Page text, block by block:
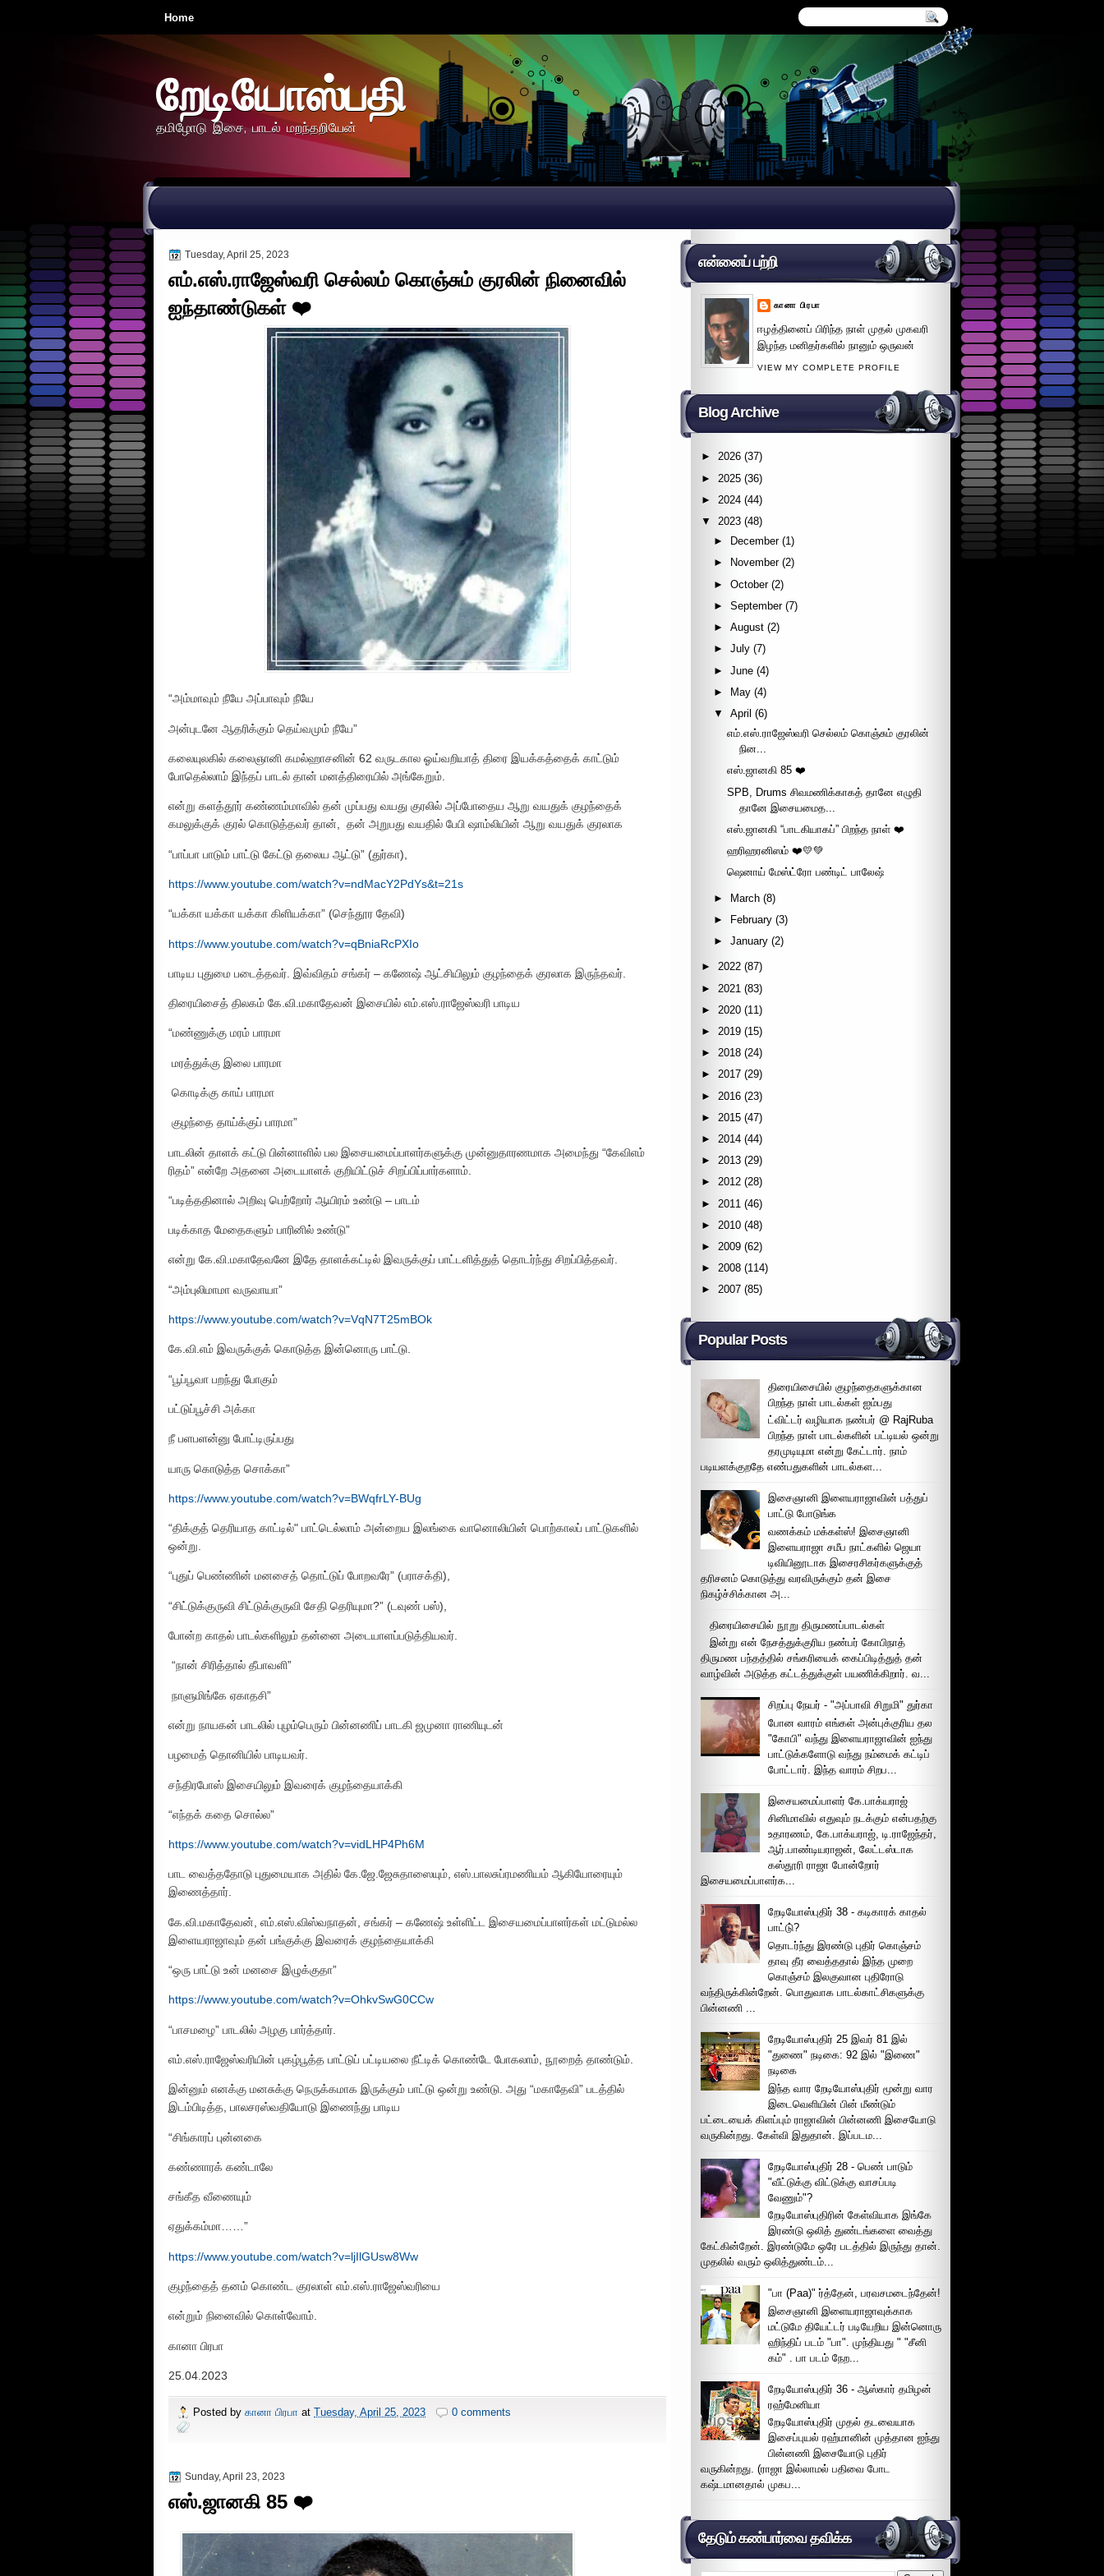
Home
றேடியோஸ்பதி
தமிழோடு இசை, பாடல் மறந்தறியேன்
Tuesday, April 25, 2023
எம்.எஸ்.ராஜேஸ்வரி செல்லம் கொஞ்சும் குரலின் நினைவில்
ஐந்தாண்டுகள் ❤️
“அம்மாவும் நீயே அப்பாவும் நீயே
அன்புடனே ஆதரிக்கும் தெய்வமும் நீயே”
கலையுலகில் கலைஞானி கமல்ஹாசனின் 62 வருடகால ஓய்வறியாத் திரை இயக்கத்தைக் காட்டும்
போதெல்லாம் இந்தப் பாடல் தான் மனத்திரையில் அங்கேறும்.
என்று களத்தூர் கண்ணம்மாவில் தன் முப்பது வயது குரலில் அப்போதைய ஆறு வயதுக் குழந்தைக்
கமலுக்குக் குரல் கொடுத்தவர் தான், தன் அறுபது வயதில் பேபி ஷாம்லியின் ஆறு வயதுக் குரலாக
“பாப்பா பாடும் பாட்டு கேட்டு தலைய ஆட்டு” (துர்கா),
https://www.youtube.com/watch?v=ndMacY2PdYs&t=21s
“யக்கா யக்கா யக்கா கிளியக்கா” (செந்தூர தேவி)
https://www.youtube.com/watch?v=qBniaRcPXIo
பாடிய புதுமை படைத்தவர். இவ்விதம் சங்கர் – கணேஷ் ஆட்சியிலும் குழந்தைக் குரலாக இருந்தவர்.
திரையிசைத் திலகம் கே.வி.மகாதேவன் இசையில் எம்.எஸ்.ராஜேஸ்வரி பாடிய
“மண்ணுக்கு மரம் பாரமா
மரத்துக்கு இலை பாரமா
கொடிக்கு காய் பாரமா
குழந்தை தாய்க்குப் பாரமா”
பாடலின் தாளக் கட்டு பின்னாளில் பல இசையமைப்பாளர்களுக்கு முன்னுதாரணமாக அமைந்து “கேவிஎம்
ரிதம்” என்றே அதனை அடையாளக் குறியிட்டுச் சிறப்பிப்பார்களாம்.
“படித்ததினால் அறிவு பெற்றோர் ஆயிரம் உண்டு – பாடம்
படிக்காத மேதைகளும் பாரினில் உண்டு”
என்று கே.வி.மகாதேவனே இதே தாளக்கட்டில் இவருக்குப் பாட்டளித்துத் தொடர்ந்து சிறப்பித்தவர்.
“அம்புலிமாமா வருவாயா”
https://www.youtube.com/watch?v=VqN7T25mBOk
கே.வி.எம் இவருக்குக் கொடுத்த இன்னொரு பாட்டு.
“பூப்பூவா பறந்து போகும்
பட்டுப்பூச்சி அக்கா
நீ பளபளன்னு போட்டிருப்பது
யாரு கொடுத்த சொக்கா”
https://www.youtube.com/watch?v=BWqfrLY-BUg
“திக்குத் தெரியாத காட்டில்" பாட்டெல்லாம் அன்றைய இலங்கை வானொலியின் பொற்காலப் பாட்டுகளில்
ஒன்று.
“புதுப் பெண்ணின் மனசைத் தொட்டுப் போறவரே” (பராசக்தி),
“சிட்டுக்குருவி சிட்டுக்குருவி சேதி தெரியுமா?” (டவுண் பஸ்),
போன்ற காதல் பாடல்களிலும் தன்னை அடையாளப்படுத்தியவர்.
“நான் சிரித்தால் தீபாவளி”
நாளுமிங்கே ஏகாதசி”
என்று நாயகன் பாடலில் புழம்பெரும் பின்னணிப் பாடகி ஜமுனா ராணியுடன்
பழமைத் தொனியில் பாடியவர்.
சந்திரபோஸ் இசையிலும் இவரைக் குழந்தையாக்கி
“எந்தக் கதை சொல்ல”
https://www.youtube.com/watch?v=vidLHP4Ph6M
பாட வைத்ததோடு புதுமையாக அதில் கே.ஜே.ஜேசுதாஸையும், எஸ்.பாலசுப்ரமணியம் ஆகியோரையும்
இணைத்தார்.
கே.வி.மகாதேவன், எம்.எஸ்.விஸ்வநாதன், சங்கர் – கணேஷ் உள்ளிட்ட இசையமைப்பாளர்கள் மட்டுமல்ல
இளையராஜாவும் தன் பங்குக்கு இவரைக் குழந்தையாக்கி
“ஒரு பாட்டு உன் மனசை இழுக்குதா”
https://www.youtube.com/watch?v=OhkvSwG0CCw
“பாசமழை” பாடலில் அழகு பார்த்தார்.
எம்.எஸ்.ராஜேஸ்வரியின் புகழ்பூத்த பாட்டுப் பட்டியலை நீட்டிக் கொண்டே போகலாம், நூறைத் தாண்டும்.
இன்னும் எனக்கு மனசுக்கு நெருக்கமாக இருக்கும் பாட்டு ஒன்று உண்டு. அது “மகாதேவி” படத்தில்
இடம்பிடித்த, பாலசரஸ்வதியோடு இணைந்து பாடிய
“சிங்காரப் புன்னகை
கண்ணாரக் கண்டாலே
சங்கீத வீணையும்
ஏதுக்கம்மா……”
https://www.youtube.com/watch?v=ljIlGUsw8Ww
குழந்தைத் தனம் கொண்ட குரலாள் எம்.எஸ்.ராஜேஸ்வரியை
என்றும் நினைவில் கொள்வோம்.
கானா பிரபா
25.04.2023
Posted by கானா பிரபா at Tuesday, April 25, 2023 0 comments
Sunday, April 23, 2023
எஸ்.ஜானகி 85 ❤️
என்னைப் பற்றி
கானா பிரபா
ஈழத்தினைப் பிரிந்த நாள் முதல் முகவரி
இழந்த மனிதர்களில் நானும் ஒருவன்
VIEW MY COMPLETE PROFILE
Blog Archive
► 2026 (37)
► 2025 (36)
► 2024 (44)
▼
2023 (48)
►
December (1)
►
November (2)
►October (2)
►September (7)
►August (2)
►July (7)
►June (4)
► May (4)
▼
April (6)
எம்.எஸ்.ராஜேஸ்வரி செல்லம் கொஞ்சும் குரலின்
நின...
எஸ்.ஜானகி 85 ❤️
SPB, Drums சிவமணிக்காகத் தானே எழுதி
தானே இசையமைத...
எஸ்.ஜானகி “பாடகியாகப்” பிறந்த நாள் ❤️
ஹரிஹரனிஸம் ❤️💛💚
ஷெனாய் மேஸ்ட்ரோ பண்டிட் பாலேஷ்
► March (8)
► February (3)
►January (2)
► 2022 (87)
► 2021 (83)
► 2020 (11)
► 2019 (15)
► 2018 (24)
► 2017 (29)
► 2016 (23)
► 2015 (47)
► 2014 (44)
► 2013 (29)
► 2012 (28)
► 2011 (46)
► 2010 (48)
► 2009 (62)
► 2008 (114)
► 2007 (85)
Popular Posts
திரையிசையில் குழந்தைகளுக்கான
பிறந்த நாள் பாடல்கள் ஐம்பது
ட்விட்டர் வழியாக நண்பர் @ RajRuba
பிறந்த நாள் பாடல்களின் பட்டியல் ஒன்று
தரமுடியுமா என்று கேட்டார். நாம்
படியளக்குறதே எண்பதுகளின் பாடல்கள...
இசைஞானி இளையராஜாவின் பத்துப்
பாட்டு போடுங்க
வணக்கம் மக்கள்ஸ்! இசைஞானி
இளையராஜா சமீப நாட்களில் ஜெயா
டிவியினூடாக இசைரசிகர்களுக்குத்
தரிசனம் கொடுத்து வரவிருக்கும் தன் இசை
நிகழ்ச்சிக்கான அ...
திரையிசையில் நூறு திருமணப்பாடல்கள்
இன்று என் நேசத்துக்குரிய நண்பர் கோபிநாத்
திருமண பந்தத்தில் சங்கரியைக் கைப்பிடித்துத் தன்
வாழ்வின் அடுத்த கட்டத்துக்குள் பயணிக்கிறார். வ...
சிறப்பு நேயர் - "அப்பாவி சிறுமி" துர்கா
போன வாரம் எங்கள் அன்புக்குரிய தல
"கோபி" வந்து இளையராஜாவின் ஐந்து
பாட்டுக்களோடு வந்து நம்மைக் கட்டிப்
போட்டார். இந்த வாரம் சிறப...
இசையமைப்பாளர் கே.பாக்யராஜ்
சினிமாவில் எதுவும் நடக்கும் என்பதற்கு
உதாரணம், கே.பாக்யராஜ், டி.ராஜேந்தர்,
ஆர்.பாண்டியராஜன், லேட்டஸ்டாக
கஸ்தூரி ராஜா போன்றோர்
இசையமைப்பாளர்க...
றேடியோஸ்புதிர் 38 - கடிகாரக் காதல்
பாட்டு்?
தொடர்ந்து இரண்டு புதிர் கொஞ்சம்
தாவு தீர வைத்ததால் இந்த முறை
கொஞ்சம் இலகுவான புதிரோடு
வந்திருக்கின்றேன். பொதுவாக பாடல்காட்சிகளுக்கு
பின்னணி ...
றேடியோஸ்புதிர் 25 இவர் 81 இல்
"துணை" நடிகை: 92 இல் "இணை"
நடிகை
இந்த வார றேடியோஸ்புதிர் மூன்று வார
இடைவெளியின் பின் மீண்டும்
பட்டையைக் கிளப்பும் ராஜாவின் பின்னணி இசையோடு
வருகின்றது. கேள்வி இதுதான். இப்படம...
றேடியோஸ்புதிர் 28 - பெண் பாடும்
"வீட்டுக்கு விட்டுக்கு வாசப்படி
வேணும்"?
றேடியோஸ்புதிரின் கேள்வியாக இங்கே
இரண்டு ஒலித் துண்டங்களை வைத்து
கேட்கின்றேன். இரண்டுமே ஒரே படத்தில் இருந்து தான்.
முதலில் வரும் ஒலித்துண்டம்...
"பா (Paa)" ர்த்தேன், பரவசமடைந்தேன்!
இசைஞானி இளையராஜாவுக்காக
மட்டுமே தியேட்டர் படியேறிய இன்னொரு
ஹிந்திப் படம் "பா". முந்தியது " "சீனி
கம்" . பா படம் நேற...
றேடியோஸ்புதிர் 36 - ஆஸ்கார் தமிழன்
ரஹ்மேனியா
றேடியோஸ்புதிர் முதல் தடவையாக
இசைப்புயல் ரஹ்மானின் முத்தான ஐந்து
பின்னணி இசையோடு புதிர்
வருகின்றது. (ராஜா இல்லாமல் பதிவை போட
கஷ்டமானதால் முகப...
தேடும் கண்பார்வை தவிக்க